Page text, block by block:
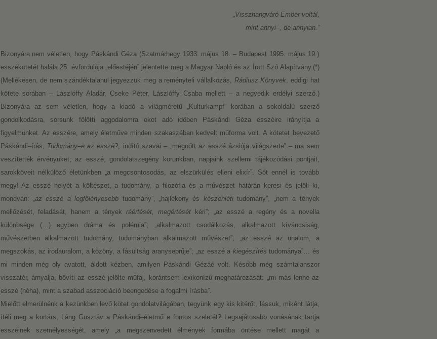
„Visszhangváró Ember voltál,
mint annyi–, de annyian.”
Bizonyára nem véletlen, hogy Páskándi Géza (Szatmárhegy 1933. május 18. – Budapest 1995. május 19.)
esszékötetét halála 25. évfordulója „előestéjén” jelentette meg a Magyar Napló és az Írott Szó Alapítvány.(*)
(Mellékesen, de nem szándéktalanul jegyezzük meg a reményteli vállalkozás, Rádiusz Könyvek, eddigi hat
kötete sorában – Lászlóffy Aladár, Cseke Péter, Lászlóffy Csaba mellett – a negyedik erdélyi szerző.)
Bizonyára az sem véletlen, hogy a kiadó a világméretű „Kulturkampf” korában a sokoldalú szerző
gondolkodásra, sorsunk fölötti aggodalomra okot adó időben Páskándi Géza esszéire irányítja a
figyelmünket. Az esszére, amely életműve minden szakaszában kedvelt műforma volt. A kötetet bevezető
Páskándi–írás, Tudomány–e az esszé?, indító szavai – „megnőtt az esszé ázsiója világszerte” – ma sem
veszítették érvényüket; az esszé, gondolatszegény korunkban, napjaink szellemi tájékozódási pontjait,
sarokköveit nélkülöző életünkben „a megcsontosodás, az elszürkülés elleni elixír”. Sőt ennél is tovább
megy! Az esszé helyét a költészet, a tudomány, a filozófia és a művészet határán keresi és jelöli ki,
mondván: „az esszé a legfölényesebb tudomány”, „hajlékony és készenlétitudomány”, „nem a tények
mellőzését, feladását, hanem a tényekráértését, megértését kéri”; „az esszé a regény és a novella
különbsége (…) egyben dráma és polémia”; „alkalmazott csodálkozás, alkalmazott kíváncsiság,
művészetben alkalmazott tudomány, tudományban alkalmazott művészet”; „az esszé az unalom, a
megszokás, az irodauralom, a közöny, a fásultság aranyseprűje”; „az esszé a kiegészítés tudománya”… és
mi minden még oly avatott, áldott kézben, amilyen Páskándi Gézáé volt. Később még számtalanszor
visszatér, árnyalja, bővíti az esszé jelölte műfaj, korántsem lexikonízű meghatározását: „mi más lenne az
esszé (néha), mint a szabad asszociáció beengedése a fogalmi írásba”.
Mielőtt elmerülnénk a kezünkben levő kötet gondolatvilágában, tegyünk egy kis kitérőt, lássuk, miként látja,
ítéli meg a kortárs, Láng Gusztáv a Páskándi–életmű e fontos szeletét? Legsajátosabb vonásának tartja
esszéinek személyességét, amely „a megszenvedett élmények formába öntése mellett magát a